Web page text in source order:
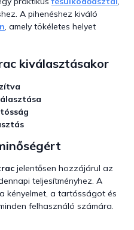
A pihenéshez kiváló
, amely tökéletes helyet
kiválasztásakor
jelentősen hozzájárul az
teljesítményhez. A
kényelmet, a tartósságot és
felhasználó számára.